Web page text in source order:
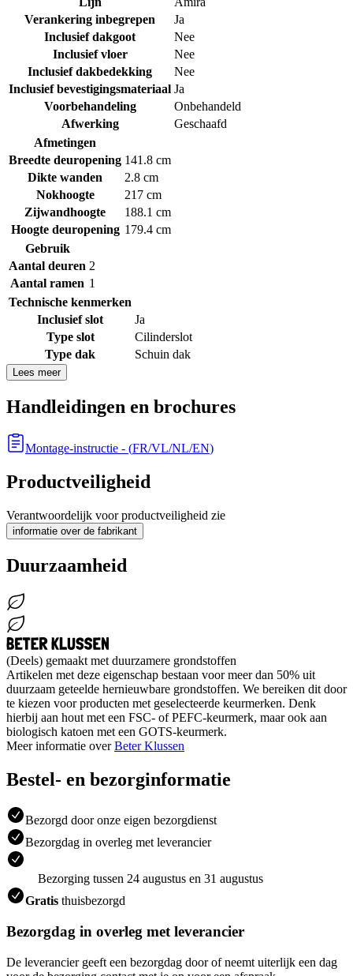
Verankering inbegrepen
Ja
Inclusief dakgoot
Nee
Inclusief vloer
Nee
Inclusief dakbedekking
Nee
Inclusief bevestigingsmateriaal Ja
Voorbehandeling
Onbehandeld
Afwerking
Geschaafd
Afmetingen
Breedte deuropening 141.8 cm
Dikte wanden
2.8 cm
Nokhoogte
217 cm
Zijwandhoogte
188.1 cm
Hoogte deuropening 179.4 cm
Gebruik
Aantal deuren 2
Aantal ramen 1
Technische kenmerken
Inclusief slot
Ja
Type slot
Cilinderslot
Type dak
Schuin dak
Lees meer
Handleidingen en brochures
Montage-instructie - (FR/VL/NL/EN)
Productveiligheid
Verantwoordelijk voor productveiligheid zie
informatie over de fabrikant
Duurzaamheid
(Deels) gemaakt met duurzamere grondstoffen
Artikelen met deze eigenschap bestaan voor meer dan 50% uit
duurzaam geteelde hernieuwbare grondstoffen. We bereiken dit door
te kiezen voor producten met geselecteerde keurmerken. Denk
hierbij aan hout met een FSC- of PEFC-keurmerk, maar ook aan
biologisch katoen met een GOTS-keurmerk.
Meer informatie overBeter Klussen
Bestel- en bezorginformatie
Bezorgd door onze eigen bezorgdienst
Bezorgdag in overleg met leverancier
Bezorging tussen 24 augustus en 31 augustus
Gratis thuisbezorgd
Bezorgdag in overleg met leverancier
De leverancier geeft een bezorgdag door of neemt uiterlijk een dag